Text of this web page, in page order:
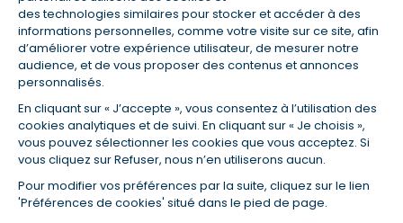
des technologies similaires pour stocker et accéder à des
informations personnelles, comme votre visite sur ce site, afin
d’améliorer votre expérience utilisateur, de mesurer notre
audience, et de vous proposer des contenus et annonces
personnalisés.
En cliquant sur « J’accepte », vous consentez à l’utilisation des
cookies analytiques et de suivi. En cliquant sur « Je choisis »,
vous pouvez sélectionner les cookies que vous acceptez. Si
vous cliquez sur Refuser, nous n’en utiliserons aucun.
Pour modifier vos préférences par la suite, cliquez sur le lien
'Préférences de cookies' situé dans le pied de page.
100 % (décès, PTIA, IPP, ITT, IPP) âgé de 36 ans fumeur et une personne
salariée non cadre assurée à 100 % (décès, PTIA, IPP, ITT, IPP) âgée de 35
ans et non-fumeur, tous deux sans risque médical connu. Au
14/07/2019, coût de l'assurance proposée par la banque 179,08 €/mois
en moyenne contre 64,60 €/mois en moyenne au 14/07/2022 avec
Empruntis.com (TAEA : 0,44 %, coût total de l'assurance : 15 117,65 €).
(3) Taux minimum pour un crédit consommation d'un montant fixé entre
5 000 et 20 000 euros, selon profil et durée.
(4) La diminution du montant des mensualités entraîne l'allongement
de la durée de remboursement ainsi que la hausse du coût total du
(5) Banques de réseau, mutualistes, spécialisées, directions
régionales, organismes de crédit selon votre profil et votre demande.